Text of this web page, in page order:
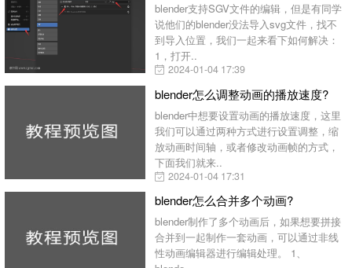
blender支持SGV文件的编辑，但是有同学
说他们的blender没法导入svg文件，找不
到导入位置，我们一起来看下如何解决：
1，打开..
2024-01-04 17:39
blender怎么调整动画的播放速度?
blender中想要设置动画的播放速度，这里
我们可以通过两种方式进行设置调整，缩
放动画时间轴，或者修改动画帧的方式，
下面我们就来..
2024-01-04 17:31
blender怎么合并多个动画?
blender制作了多个动画后，如果想要拼接
合并到一起制作一套动画，可以通过非线
性动画编辑器进行编辑处理。 1、